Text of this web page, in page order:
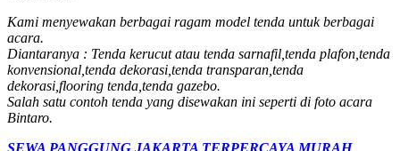
Kami menyewakan berbagai ragam model tenda untuk berbagai
acara.
Diantaranya : Tenda kerucut atau tenda sarnafil,tenda plafon,tenda
konvensional,tenda dekorasi,tenda transparan,tenda
dekorasi,flooring tenda,tenda gazebo.
Salah satu contoh tenda yang disewakan ini seperti di foto acara
Bintaro.
SEWA PANGGUNG JAKARTA TERPERCAYA MURAH